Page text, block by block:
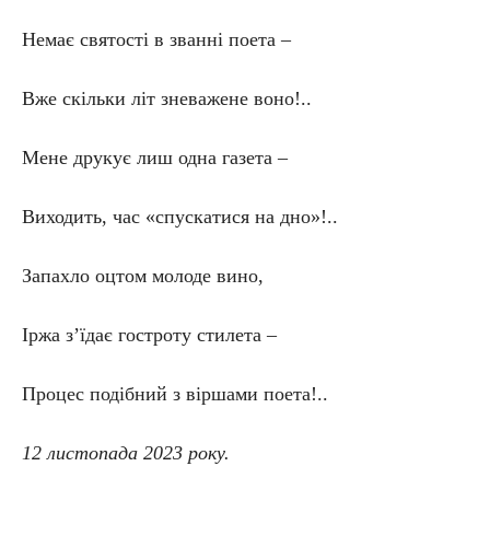
Немає святості в званні поета –
Вже скільки літ зневажене воно!..
Мене друкує лиш одна газета –
Виходить, час «спускатися на дно»!..
Запахло оцтом молоде вино,
Іржа з’їдає гостроту стилета –
Процес подібний з віршами поета!..
12 листопада 2023 року.